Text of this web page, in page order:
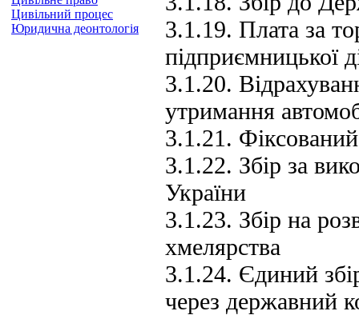
Цивільний процес
Юридична деонтологія
3.1.19. Плата за
підприємницької
3.1.20.
утримання
3.1.21.
3.1.22. Збір за
України
3.1.23. Збір на
хмелярства
3.1.24. Єдиний
через державний